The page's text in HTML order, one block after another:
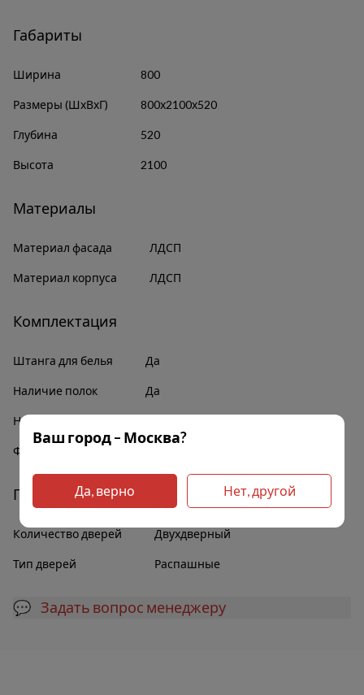
Габариты
Ширина 800
Размеры (ШхВхГ) 800х2100х520
Глубина 520
Высота 2100
Материалы
Материал фасада ЛДСП
Материал корпуса ЛДСП
Комплектация
Штанга для белья Да
Наличие полок Да
Наличие зеркал
Фурнитура
Прочее
Количество дверей Двухдверный
Тип дверей Распашные
💬 Задать вопрос менеджеру
Ваш город – Москва?
Да, верно Нет, другой